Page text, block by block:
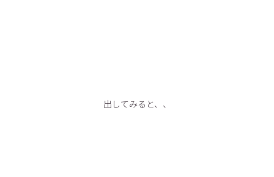
出してみると、、